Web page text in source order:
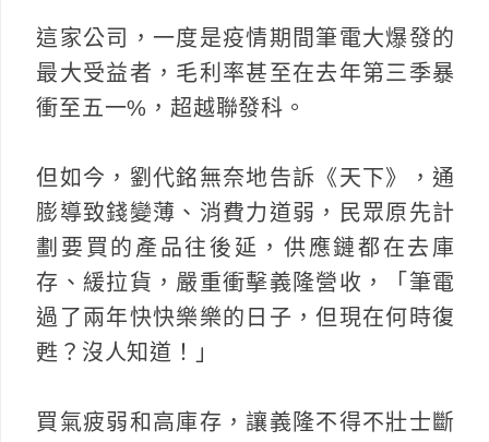
這家公司，一度是疫情期間筆電大爆發的
最大受益者，毛利率甚至在去年第三季暴
衝至五一%，超越聯發科。
但如今，劉代銘無奈地告訴《天下》，通
膨導致錢變薄、消費力道弱，民眾原先計
劃要買的產品往後延，供應鏈都在去庫
存、緩拉貨，嚴重衝擊義隆營收，「筆電
過了兩年快快樂樂的日子，但現在何時復
甦？沒人知道！」
買氣疲弱和高庫存，讓義隆不得不壯士斷